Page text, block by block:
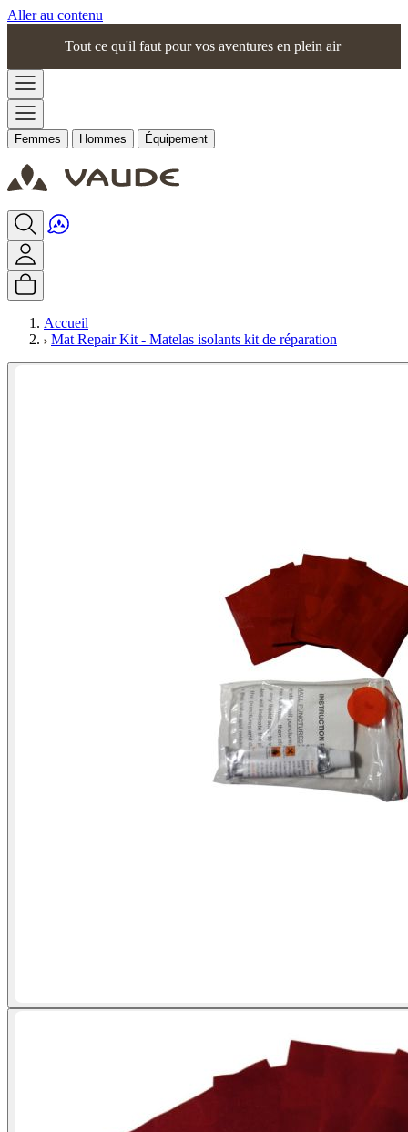
Aller au contenu
Tout ce qu'il faut pour vos aventures en plein air
Femmes Hommes Équipement
Accueil
Mat Repair Kit - Matelas isolants kit de réparation